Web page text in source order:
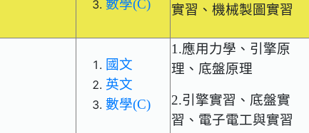
數學(C)
實習、機械製圖實習
國文
英文
數學(C)
1.應用力學、引擎原
理、底盤原理
2.引擎實習、底盤實
習、電子電工與實習